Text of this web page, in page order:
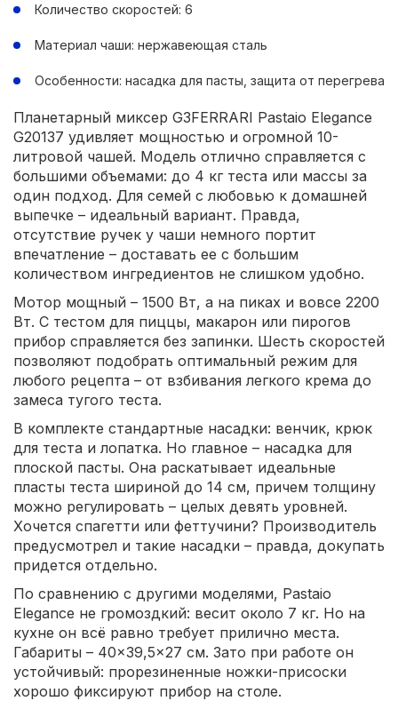
Количество скоростей: 6
Материал чаши: нержавеющая сталь
Особенности: насадка для пасты, защита от перегрева
Планетарный миксер G3FERRARI Pastaio Elegance
G20137 удивляет мощностью и огромной 10-
литровой чашей. Модель отлично справляется с
большими объемами: до 4 кг теста или массы за
один подход. Для семей с любовью к домашней
выпечке – идеальный вариант. Правда,
отсутствие ручек у чаши немного портит
впечатление – доставать ее с большим
количеством ингредиентов не слишком удобно.
Мотор мощный – 1500 Вт, а на пиках и вовсе 2200
Вт. С тестом для пиццы, макарон или пирогов
прибор справляется без запинки. Шесть скоростей
позволяют подобрать оптимальный режим для
любого рецепта – от взбивания легкого крема до
замеса тугого теста.
В комплекте стандартные насадки: венчик, крюк
для теста и лопатка. Но главное – насадка для
плоской пасты. Она раскатывает идеальные
пласты теста шириной до 14 см, причем толщину
можно регулировать – целых девять уровней.
Хочется спагетти или феттучини? Производитель
предусмотрел и такие насадки – правда, докупать
придется отдельно.
По сравнению с другими моделями, Pastaio
Elegance не громоздкий: весит около 7 кг. Но на
кухне он всё равно требует прилично места.
Габариты – 40×39,5×27 см. Зато при работе он
устойчивый: прорезиненные ножки-присоски
хорошо фиксируют прибор на столе.